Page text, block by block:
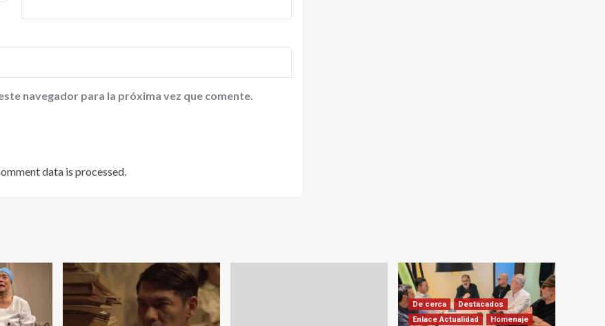
navegador para la próxima vez que comente.
data is processed
De cerca
Destacados
Enlace Actualidad
Homenaje